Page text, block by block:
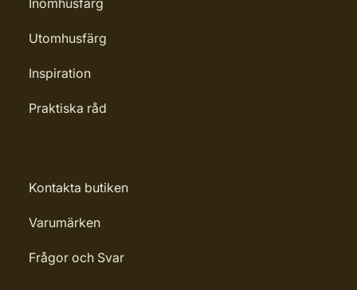
Inomhusfärg
Utomhusfärg
Inspiration
Praktiska råd
Kontakta butiken
Varumärken
Frågor och Svar